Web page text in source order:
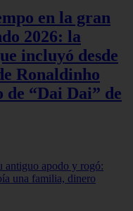
en la gran
2026: la
incluyó desde
Ronaldinho
de “Dai Dai” de